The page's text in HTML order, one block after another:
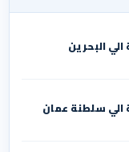
البحرين
سلطنة عمان